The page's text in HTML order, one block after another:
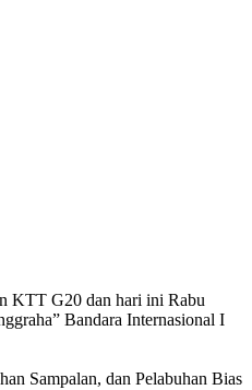
KTT G20 dan hari ini Rabu
Bandara Internasional I
Sampalan, dan Pelabuhan Bias